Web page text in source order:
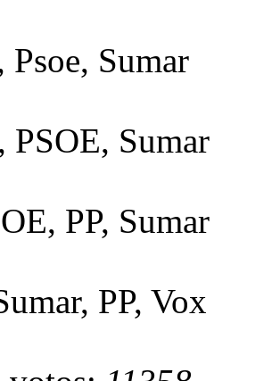
Psoe, Sumar
PSOE, Sumar
PP, Sumar
PP, Vox